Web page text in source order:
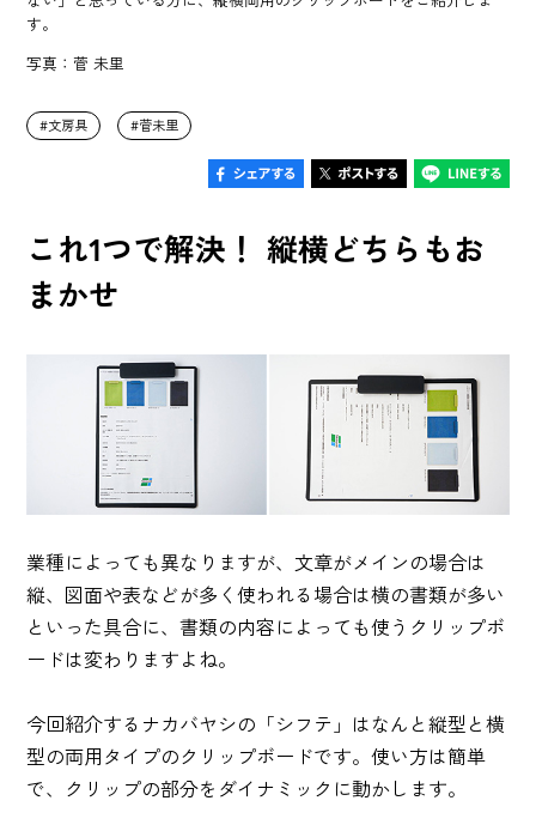
す。
写真：菅 未里
文房具 菅未里
これ1つで解決！ 縦横どちらもお
まかせ
業種によっても異なりますが、文章がメインの場合は
縦、図面や表などが多く使われる場合は横の書類が多い
といった具合に、書類の内容によっても使うクリップボ
ードは変わりますよね。
今回紹介するナカバヤシの「シフテ」はなんと縦型と横
型の両用タイプのクリップボードです。使い方は簡単
で、クリップの部分をダイナミックに動かします。